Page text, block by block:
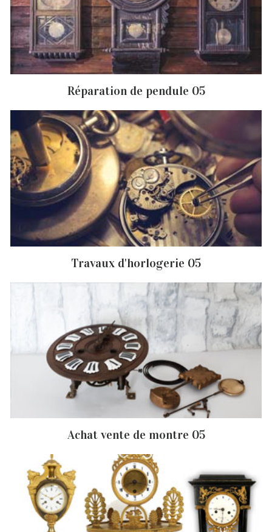
Réparation de pendule 05
Travaux d'horlogerie 05
Achat vente de montre 05